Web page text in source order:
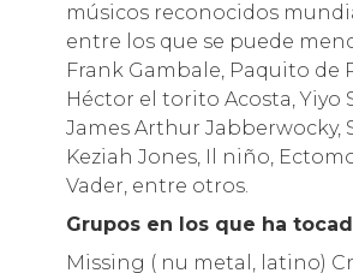
músicos reconocidos
entre los que se puede
Frank Gambale, Paquito de
Héctor el torito Acosta, Yiyo
James Arthur Jabberwocky,
Keziah Jones, Il niño,
Vader, entre otros.
Grupos en los que ha
Missing ( nu metal, latino)